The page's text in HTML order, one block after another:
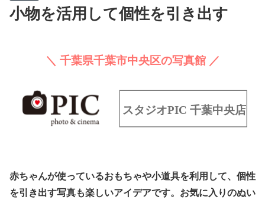
小物を活用して個性を引き出す
＼ 千葉県千葉市中央区の写真館 ／
赤ちゃんが使っているおもちゃや小道具を利用して、個性
を引き出す写真も楽しいアイデアです。お気に入りのぬい